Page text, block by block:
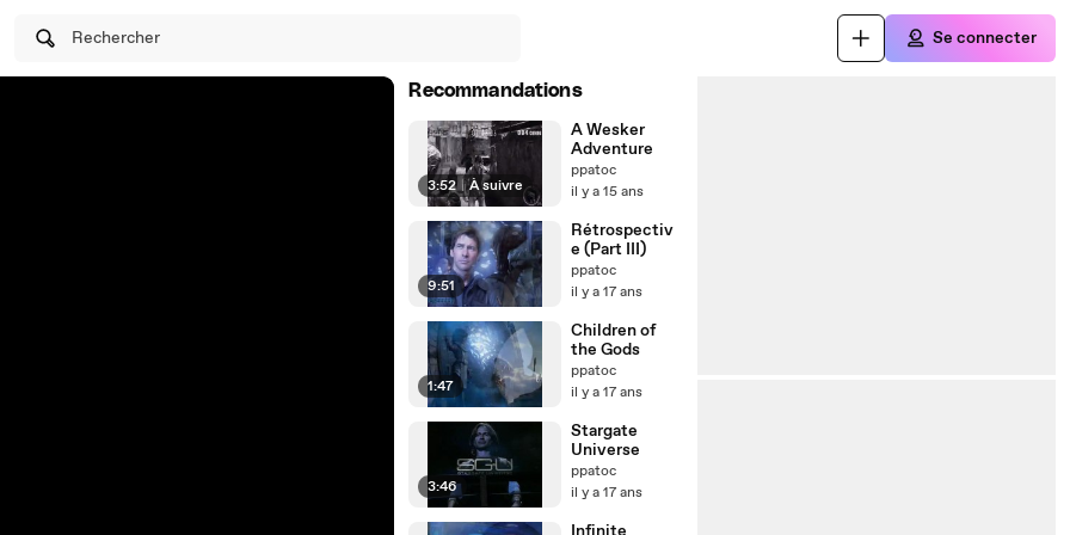
Rechercher Se connecter
Recommandations
3:52 | À suivre
A Wesker
Adventure
ppatoc
il y a 15 ans
9:51
Rétrospectiv
e (Part III)
ppatoc
il y a 17 ans
1:47
Children of
the Gods
ppatoc
il y a 17 ans
3:46
Stargate
Universe
ppatoc
il y a 17 ans